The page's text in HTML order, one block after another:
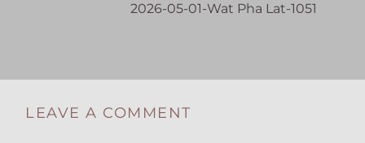
2026-05-01-Wat Pha Lat-1051
LEAVE A COMMENT